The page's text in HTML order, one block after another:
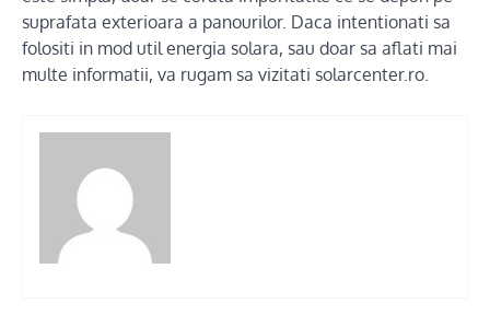
suprafata exterioara a panourilor. Daca intentionati sa
folositi in mod util energia solara, sau doar sa aflati mai
multe informatii, va rugam sa vizitati solarcenter.ro.